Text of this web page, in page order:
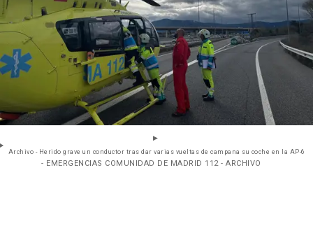
Archivo - Herido grave un conductor tras dar varias vueltas de campana su coche en la AP-6
- EMERGENCIAS COMUNIDAD DE MADRID 112 - ARCHIVO